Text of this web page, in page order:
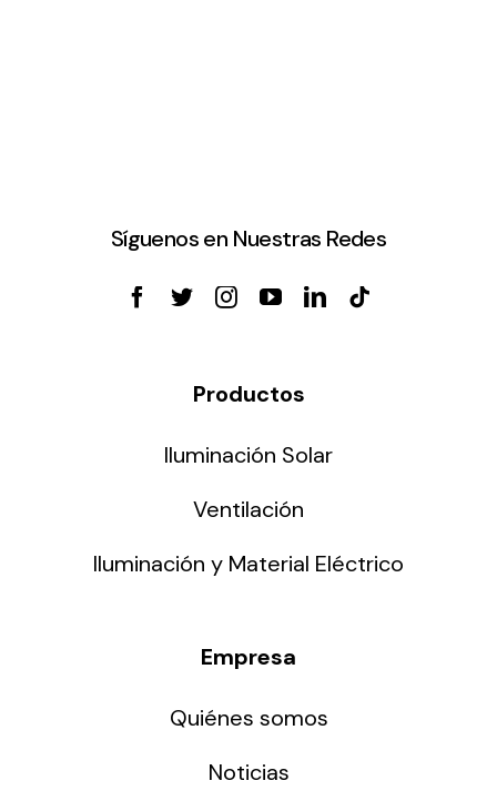
Síguenos en Nuestras Redes
Productos
Iluminación Solar
Ventilación
Iluminación y Material Eléctrico
Empresa
Quiénes somos
Noticias